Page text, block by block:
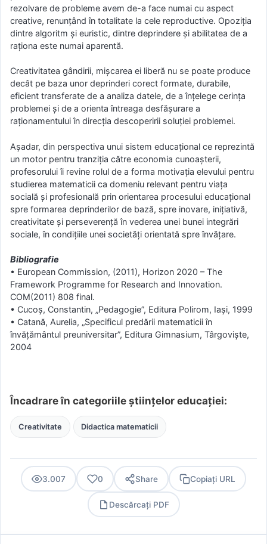
rezolvare de probleme avem de-a face numai cu aspect
creative, renunțând în totalitate la cele reproductive. Opoziția
dintre algoritm și euristic, dintre deprindere și abilitatea de a
raționa este numai aparentă.
Creativitatea gândirii, mișcarea ei liberă nu se poate produce
decât pe baza unor deprinderi corect formate, durabile,
eficient transferate de a analiza datele, de a înțelege cerința
problemei și de a orienta întreaga desfășurare a
raționamentului în direcția descoperirii soluției problemei.
Așadar, din perspectiva unui sistem educațional ce reprezintă
un motor pentru tranziția către economia cunoașterii,
profesorului îi revine rolul de a forma motivația elevului pentru
studierea matematicii ca domeniu relevant pentru viața
socială și profesională prin orientarea procesului educațional
spre formarea deprinderilor de bază, spre inovare, inițiativă,
creativitate și perseverență în vederea unei bunei integrări
sociale, în condițiile unei societăți orientată spre învățare.
Bibliografie
• European Commission, (2011), Horizon 2020 – The
Framework Programme for Research and Innovation.
COM(2011) 808 final.
• Cucoș, Constantin, „Pedagogie”, Editura Polirom, Iași, 1999
• Catană, Aurelia, „Specificul predării matematicii în
învățământul preuniversitar”, Editura Gimnasium, Târgoviște,
2004
Încadrare în categoriile științelor educației:
Creativitate Didactica matematicii
3.007 0 Share Copiați URL
Descărcați PDF